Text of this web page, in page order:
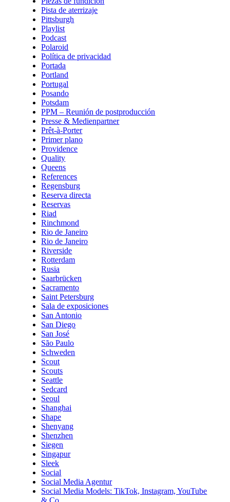
Pista de aterrizaje
Pittsburgh
Playlist
Podcast
Polaroid
Política de privacidad
Portada
Portland
Portugal
Posando
Potsdam
PPM – Reunión de postproducción
Presse & Medienpartner
Prêt-à-Porter
Primer plano
Providence
Quality
Queens
References
Regensburg
Reserva directa
Reservas
Riad
Rinchmond
Rio de Janeiro
Rio de Janeiro
Riverside
Rotterdam
Rusia
Saarbrücken
Sacramento
Saint Petersburg
Sala de exposiciones
San Antonio
San Diego
San José
São Paulo
Schweden
Scout
Scouts
Seattle
Sedcard
Seoul
Shanghai
Shape
Shenyang
Shenzhen
Siegen
Singapur
Sleek
Social
Social Media Agentur
Social Media Models: TikTok, Instagram, YouTube
& Co.